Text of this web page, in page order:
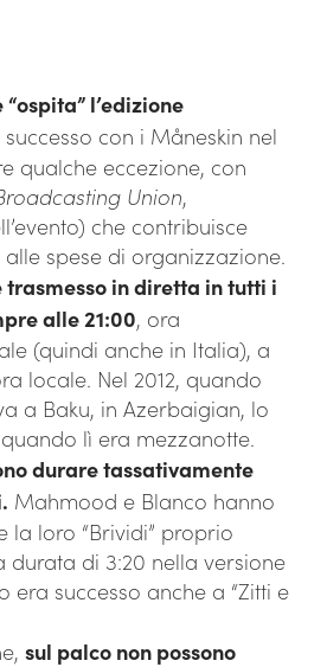
l’edizione
con i Måneskin nel
qualche eccezione, con
Union,
che contribuisce
spese di organizzazione.
trasmesso in diretta in tutti i
alle 21:00, ora
(quindi anche in Italia), a
locale. Nel 2012, quando
a Baku, in Azerbaigian, lo
lì era mezzanotte.
durare tassativamente
Mahmood e Blanco hanno
la loro “Brividi” proprio
durata di 3:20 nella versione
era successo anche a “Zitti e
sul palco non possono